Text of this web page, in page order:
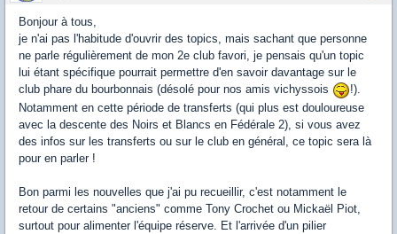
Bonjour à tous,
je n'ai pas l'habitude d'ouvrir des topics, mais sachant que personne
ne parle régulièrement de mon 2e club favori, je pensais qu'un topic
lui étant spécifique pourrait permettre d'en savoir davantage sur le
club phare du bourbonnais (désolé pour nos amis vichyssois
!).
Notamment en cette période de transferts (qui plus est douloureuse
avec la descente des Noirs et Blancs en Fédérale 2), si vous avez
des infos sur les transferts ou sur le club en général, ce topic sera là
pour en parler !
Bon parmi les nouvelles que j'ai pu recueillir, c'est notamment le
retour de certains "anciens" comme Tony Crochet ou Mickaël Piot,
surtout pour alimenter l'équipe réserve. Et l'arrivée d'un pilier